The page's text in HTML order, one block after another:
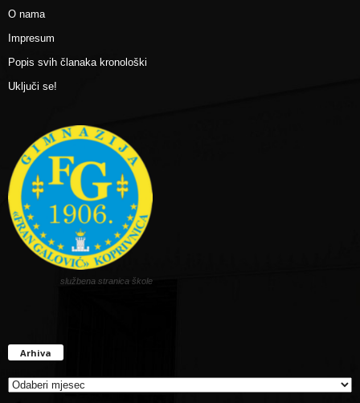
O nama
Impresum
Popis svih članaka kronološki
Uključi se!
službena stranica škole
Arhiva